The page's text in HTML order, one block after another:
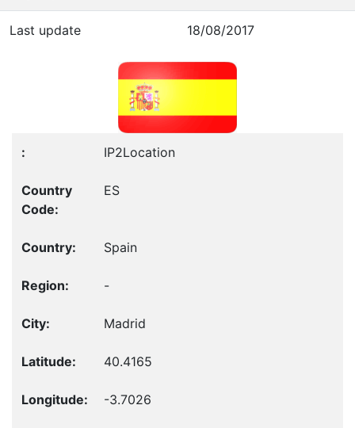
Last update 18/08/2017
IP2Location
ES
Spain
-
Madrid
40.4165
-3.7026